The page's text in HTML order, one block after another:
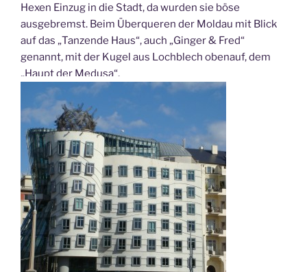
Hexen Einzug in die Stadt, da wurden sie böse
ausgebremst. Beim Überqueren der Moldau mit Blick
auf das „Tanzende Haus“, auch „Ginger & Fred“
genannt, mit der Kugel aus Lochblech obenauf, dem
„Haupt der Medusa“,